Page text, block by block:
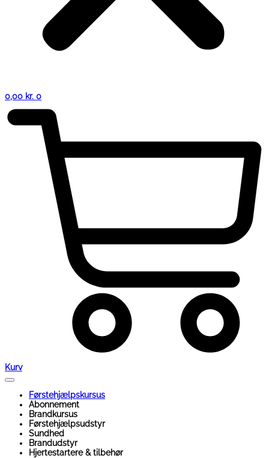
0,00 kr. 0
Kurv
Førstehjælpskursus
Abonnement
Brandkursus
Førstehjælpsudstyr
Sundhed
Brandudstyr
Hjertestartere & tilbehør